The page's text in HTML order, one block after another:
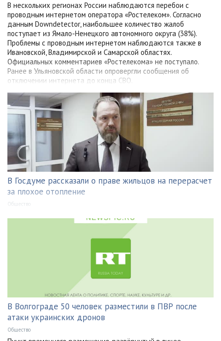
В нескольких регионах России наблюдаются перебои с
проводным интернетом оператора «Ростелеком». Согласно
данным Downdetector, наибольшее количество жалоб
поступает из Ямало-Ненецкого автономного округа (38%).
Проблемы с проводным интернетом наблюдаются также в
Ивановской, Владимирской и Самарской областях.
Официальных комментариев «Ростелекома» не поступало.
Ранее в Ульяновской области опровергли сообщения об
отключении интернета до конца СВО.
В Госдуме рассказали о праве жильцов на перерасчет
за плохое отопление
Общество
В Волгограде 50 человек разместили в ПВР после
атаки украинских дронов
Общество